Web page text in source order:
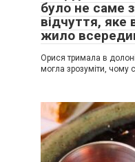
було не саме
відчуття, яке
жило
Орися тримала в
могла зрозуміти, чому